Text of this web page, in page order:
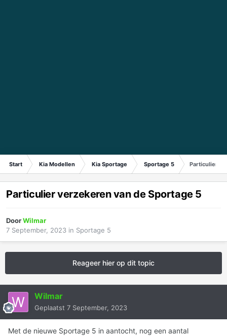
Start Kia Modellen Kia Sportage Sportage 5 Particulier
Particulier verzekeren van de Sportage 5
DoorWilmar
7 September, 2023 in Sportage 5
Reageer hier op dit topic
Wilmar
Geplaatst 7 September, 2023
Met de nieuwe Sportage 5 in aantocht, nog een aantal